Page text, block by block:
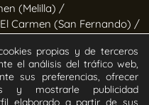
(Melilla) /
El Carmen (San Fernando) /
propias y de terceros
el análisis del tráfico web,
sus preferencias, ofrecer
y mostrarle publicidad
elaborado a partir de sus